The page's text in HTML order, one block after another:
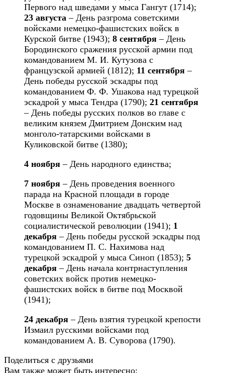
Первого над шведами у мыса Гангут (1714);
23 августа – День разгрома советскими
войсками немецко-фашистских войск в
Курской битве (1943); 8 сентября – День
Бородинского сражения русской армии под
командованием М. И. Кутузова с
французской армией (1812); 11 сентября –
День победы русской эскадры под
командованием Ф. Ф. Ушакова над турецкой
эскадрой у мыса Тендра (1790); 21 сентября
– День победы русских полков во главе с
великим князем Дмитрием Донским над
монголо-татарскими войсками в
Куликовской битве (1380);
4 ноября – День народного единства;
7 ноября – День проведения военного
парада на Красной площади в городе
Москве в ознаменование двадцать четвертой
годовщины Великой Октябрьской
социалистической революции (1941); 1
декабря – День победы русской эскадры под
командованием П. С. Нахимова над
турецкой эскадрой у мыса Синоп (1853); 5
декабря – День начала контрнаступления
советских войск против немецко-
фашистских войск в битве под Москвой
(1941);
24 декабря – День взятия турецкой крепости
Измаил русскими войсками под
командованием А. В. Суворова (1790).
Поделиться с друзьями
Вам также может быть интересно: